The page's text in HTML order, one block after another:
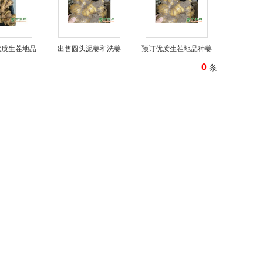
生茬地品 出售圆头泥姜和洗姜 预订优质生茬地品种姜
0 条